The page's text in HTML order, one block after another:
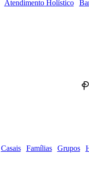
Atendimento Holístico
Casais Famílias Grupos